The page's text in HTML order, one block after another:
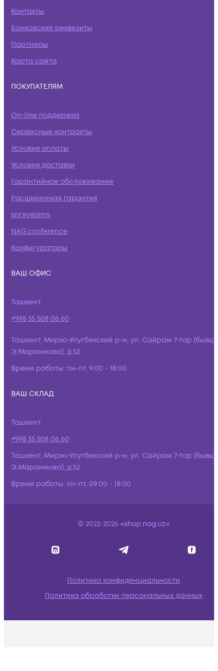
Контакты
Банковские реквизиты
Партнеры
Карта сайта
ПОКУПАТЕЛЯМ
On-line поддержка
Сервисные контракты
Условия оплаты
Условия доставки
Гарантийное обслуживание
Расширенная гарантия
snr.systems
NAG.conference
Конфигураторы
ВАШ ОФИС
Ташкент
+998 55 508 06 60
Ташкент, Мирзо-Улугбекский р-н, ул. Сайрам 7-тор (бывш.
Э.Мараимова), д.52
Время работы: пн-пт, 9:00 - 18:00
ВАШ СКЛАД
Ташкент
+998 55 508 06 60
Ташкент, Мирзо-Улугбекский р-н, ул. Сайрам 7-тор (бывш.
Э.Мараимова), д.52
Время работы: пн-пт, 09:00 - 18:00
© 2022-2026 «shop.nag.uz»
Политика конфиденциальности
Политика обработки персональных данных